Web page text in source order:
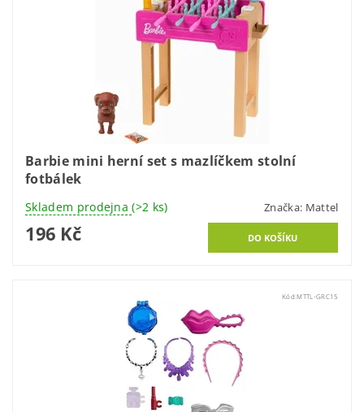
Barbie mini herní set s mazlíčkem stolní
fotbálek
Skladem prodejna(>2 ks) Značka: Mattel
196 Kč
Kód:MTTL-GRC15